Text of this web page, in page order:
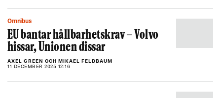
Omnibus
EU bantar hållbarhetskrav – Volvo
hissar, Unionen dissar
AXEL GREEN OCH MIKAEL FELDBAUM
11 DECEMBER 2025 12:16